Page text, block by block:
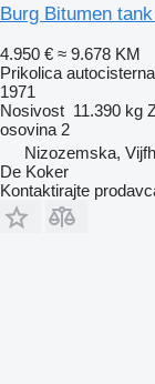
Burg Bitumen
4.950 € ≈ 9.678 KM
Prikolica autocisterna
1971
Nosivost 11.390 kg
osovina 2
Nizozemska,
De Koker
Kontaktirajte